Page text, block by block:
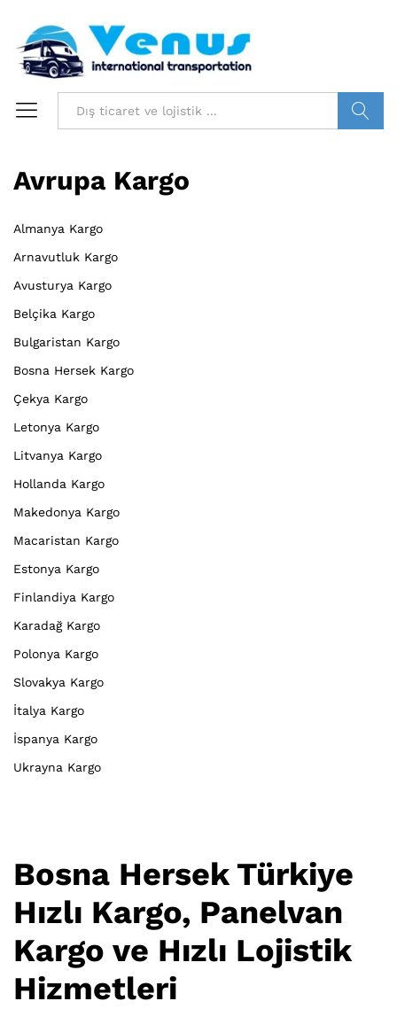
Avrupa Kargo
Almanya Kargo
Arnavutluk Kargo
Avusturya Kargo
Belçika Kargo
Bulgaristan Kargo
Bosna Hersek Kargo
Çekya Kargo
Letonya Kargo
Litvanya Kargo
Hollanda Kargo
Makedonya Kargo
Macaristan Kargo
Estonya Kargo
Finlandiya Kargo
Karadağ Kargo
Polonya Kargo
Slovakya Kargo
İtalya Kargo
İspanya Kargo
Ukrayna Kargo
Bosna Hersek Türkiye
Hızlı Kargo, Panelvan
Kargo ve Hızlı Lojistik
Hizmetleri